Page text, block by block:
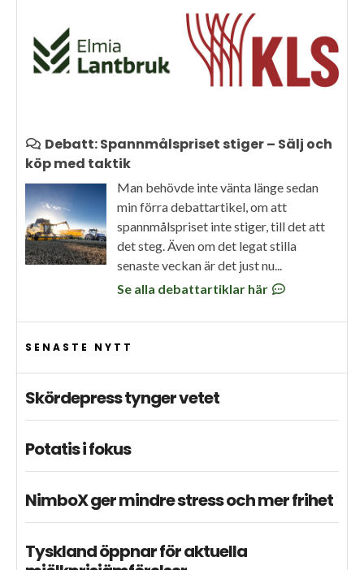
Debatt: Spannmålspriset stiger – Sälj och
köp med taktik
Man behövde inte vänta länge sedan
min förra debattartikel, om att
spannmålspriset inte stiger, till det att
det steg. Även om det legat stilla
senaste veckan är det just nu...
Se alla debattartiklar här
SENASTE NYTT
Skördepress tynger vetet
Potatis i fokus
NimboX ger mindre stress och mer frihet
Tyskland öppnar för aktuella